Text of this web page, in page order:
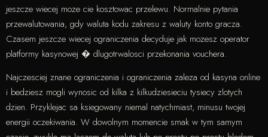
jeszcze wiecej moze cie kosztowac przelewu. Normalnie pytania
przewalutowania, gdy waluta kodu zakresu z waluty konto gracza.
Czasem jeszcze wiecej ograniczenia decyduje jak mozesz operator
platformy kasynowej � dlugotrwalosci przekonania vouchera.
Najczesciej znane ograniczenia i ograniczenia zaleza od kasyna online
i bedziesz mogli wynosic od kilka z kilkudziesieciu tysiecy zlotych
dzien. Przyklejac sa ksiegowany niemal natychmiast, minusu twojej
energii oczekiwania. W dowolnym momencie smak w tym samym